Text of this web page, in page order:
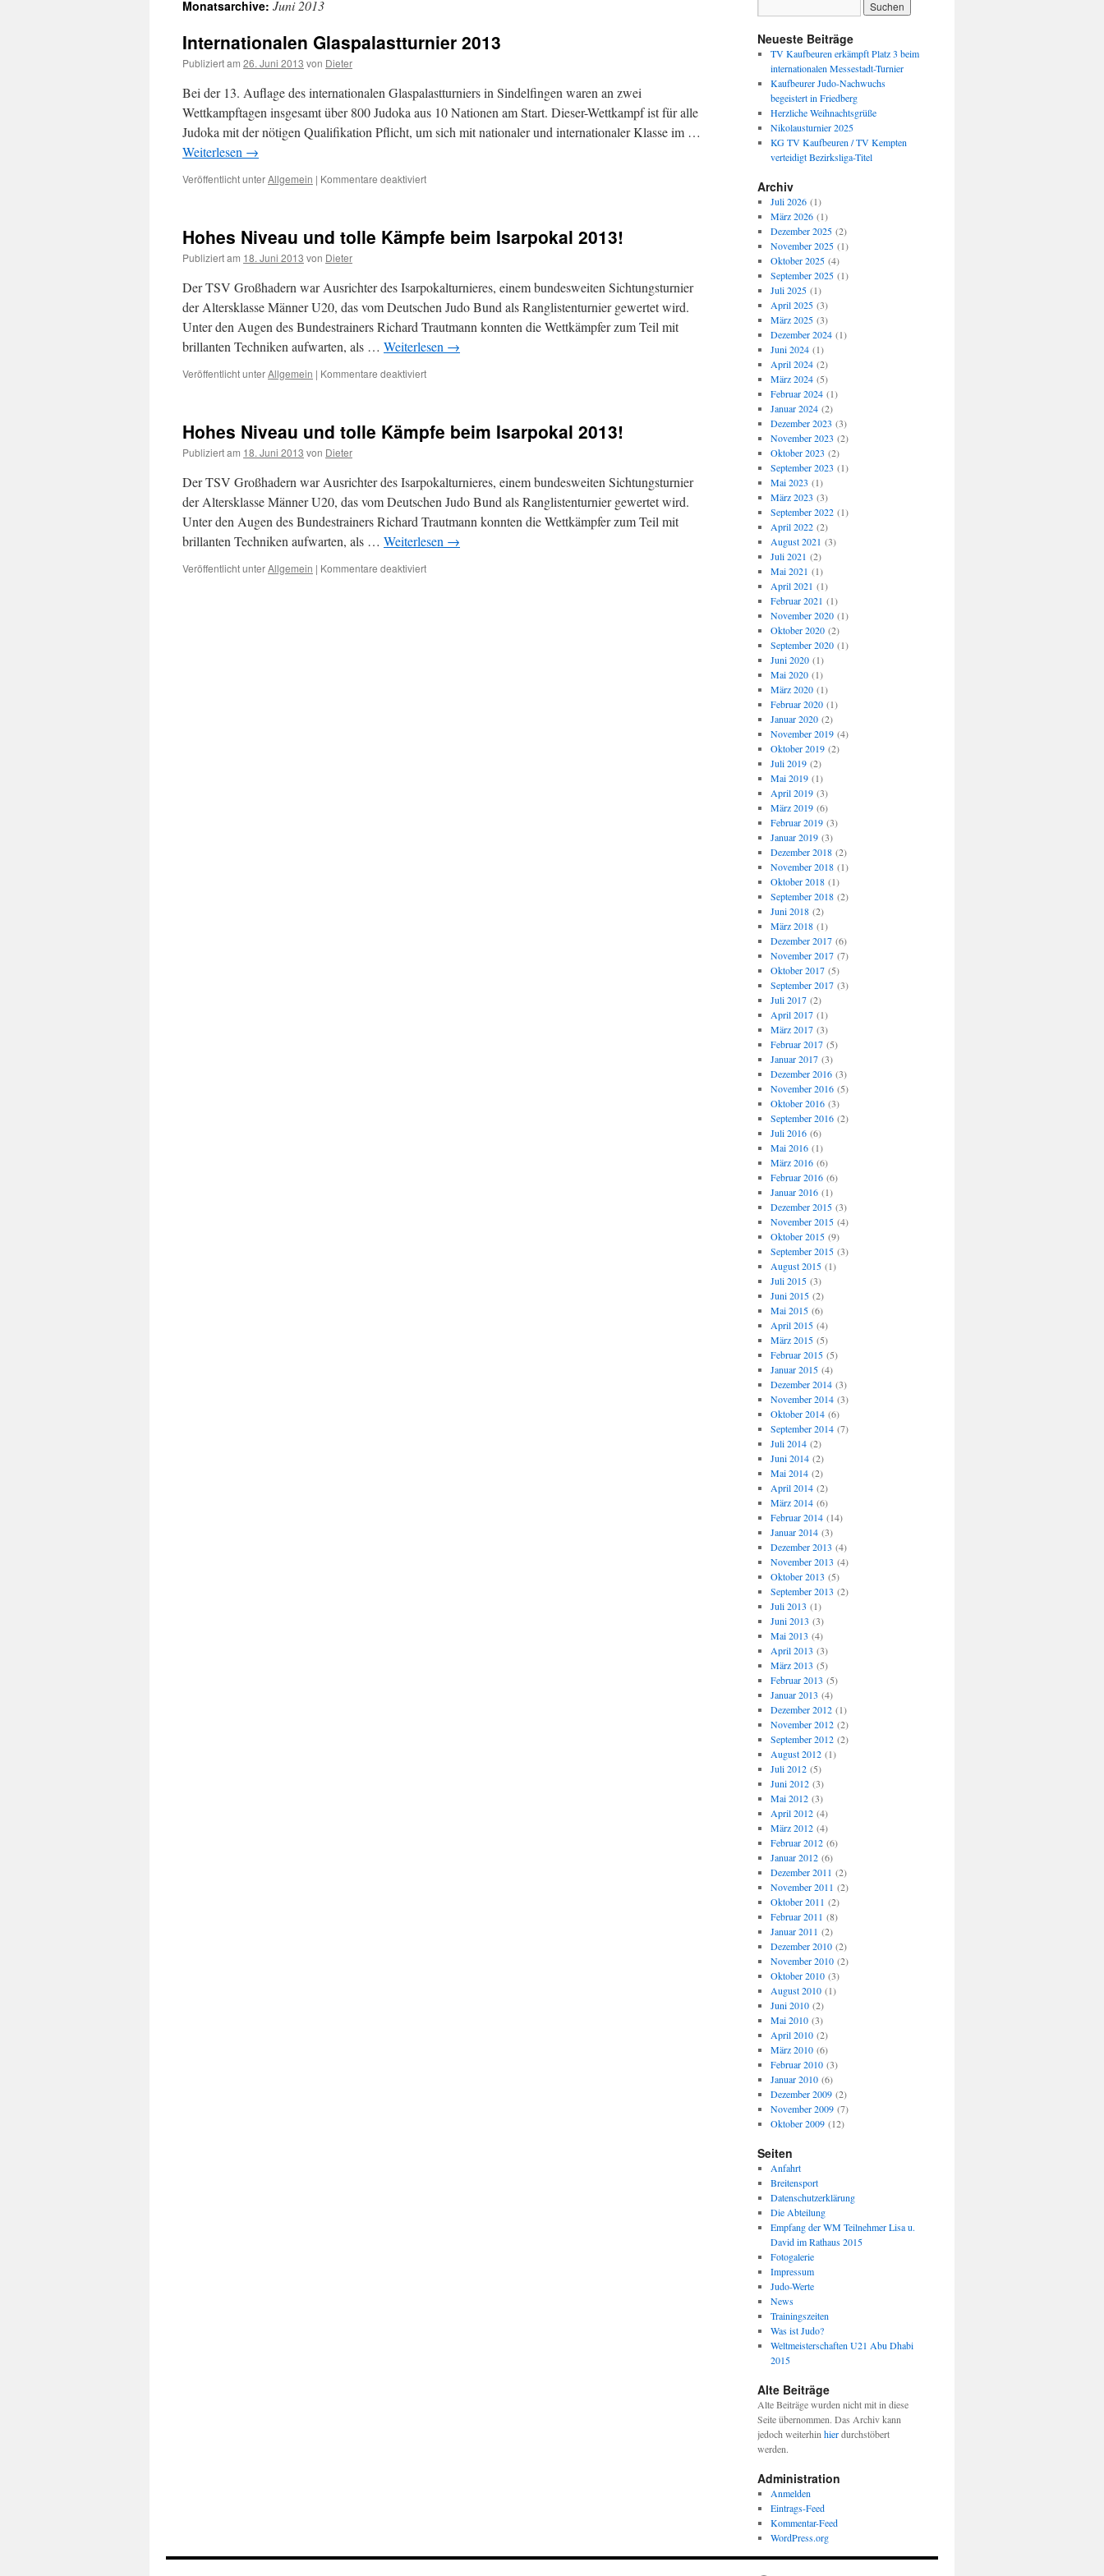
Inhalt
Monatsarchive: Juni 2013
Internationalen Glaspalastturnier 2013
Publiziert am 26. Juni 2013 von Dieter
Bei der 13. Auflage des internationalen Glaspalastturniers in Sindelfingen waren an zwei
Wettkampftagen insgesamt über 800 Judoka aus 10 Nationen am Start. Dieser-Wettkampf ist für alle
Judoka mit der nötigen Qualifikation Pflicht, um sich mit nationaler und internationaler Klasse im …
Weiterlesen →
Veröffentlicht unterAllgemein | Kommentare deaktiviertfür
Hohes Ni­veau und tolle Kämpfe beim Isarpokal 2013!
Publiziert am 18. Juni 2013 von Dieter
Der TSV Großhadern war Ausrichter des Isarpokalturnieres, einem bundesweiten Sichtungsturnier
der Altersklasse Männer U20, das vom Deutschen Judo Bund als Ranglistenturnier gewertet wird.
Unter den Augen des Bundestrainers Richard Trautmann konnten die Wettkämpfer zum Teil mit
brillanten Techniken aufwarten, als … Weiterlesen →
Veröffentlicht unterAllgemein | Kommentare deaktiviertfür
und
beim
Isarpokal
2013!
Hohes Ni­veau und tolle Kämpfe beim Isarpokal 2013!
Publiziert am 18. Juni 2013 von Dieter
Der TSV Großhadern war Ausrichter des Isarpokalturnieres, einem bundesweiten Sichtungsturnier
der Altersklasse Männer U20, das vom Deutschen Judo Bund als Ranglistenturnier gewertet wird.
Unter den Augen des Bundestrainers Richard Trautmann konnten die Wettkämpfer zum Teil mit
brillanten Techniken aufwarten, als … Weiterlesen →
Veröffentlicht unterAllgemein | Kommentare deaktiviertfür
Neueste Beiträge
TV Kaufbeuren erkämpft Platz 3 beim
internationalen Messestadt-Turnier
Kaufbeurer Judo-Nachwuchs
begeistert in Friedberg
Herzliche Weihnachtsgrüße
Nikolausturnier 2025
KG TV Kaufbeuren / TV Kempten
verteidigt Bezirksliga-Titel
Archiv
Juli 2026(1)
März 2026(1)
Dezember 2025(2)
November 2025(1)
Oktober 2025(4)
September 2025(1)
Juli 2025(1)
April 2025(3)
März 2025(3)
Dezember 2024(1)
Juni 2024(1)
April 2024(2)
März 2024(5)
Februar 2024(1)
Januar 2024(2)
Dezember 2023 (3)
November 2023 (2)
Oktober 2023 (2)
September 2023 (1)
Mai 2023 (1)
März 2023 (3)
September 2022(1)
April 2022(2)
August 2021 (3)
Juli 2021 (2)
Mai 2021 (1)
April 2021 (1)
Februar 2021 (1)
November 2020(1)
Oktober 2020(2)
September 2020(1)
Juni 2020(1)
Mai 2020(1)
März 2020(1)
Februar 2020(1)
Januar 2020(2)
November 2019(4)
Oktober 2019(2)
Juli 2019(2)
Mai 2019(1)
April 2019(3)
März 2019(6)
Februar 2019(3)
Januar 2019(3)
Dezember 2018(2)
November 2018(1)
Oktober 2018(1)
September 2018(2)
Juni 2018(2)
März 2018(1)
Dezember 2017(6)
November 2017(7)
Oktober 2017(5)
September 2017(3)
Juli 2017(2)
April 2017(1)
März 2017(3)
Februar 2017(5)
Januar 2017(3)
Dezember 2016(3)
November 2016(5)
Oktober 2016(3)
September 2016(2)
Juli 2016(6)
Mai 2016(1)
März 2016(6)
Februar 2016(6)
Januar 2016(1)
Dezember 2015(3)
November 2015(4)
Oktober 2015(9)
September 2015(3)
August 2015(1)
Juli 2015(3)
Juni 2015(2)
Mai 2015(6)
April 2015(4)
März 2015(5)
Februar 2015(5)
Januar 2015(4)
Dezember 2014(3)
November 2014(3)
Oktober 2014(6)
September 2014(7)
Juli 2014(2)
Juni 2014(2)
Mai 2014(2)
April 2014(2)
März 2014(6)
Februar 2014(14)
Januar 2014(3)
Dezember 2013 (4)
November 2013 (4)
Oktober 2013 (5)
September 2013 (2)
Juli 2013 (1)
Juni 2013 (3)
Mai 2013 (4)
April 2013 (3)
März 2013 (5)
Februar 2013 (5)
Januar 2013 (4)
Dezember 2012(1)
November 2012(2)
September 2012(2)
August 2012(1)
Juli 2012(5)
Juni 2012(3)
Mai 2012(3)
April 2012(4)
März 2012(4)
Februar 2012(6)
Januar 2012(6)
Dezember 2011 (2)
November 2011 (2)
Oktober 2011 (2)
Februar 2011 (8)
Januar 2011 (2)
Dezember 2010(2)
November 2010(2)
Oktober 2010(3)
August 2010(1)
Juni 2010(2)
Mai 2010(3)
April 2010(2)
März 2010(6)
Februar 2010(3)
Januar 2010(6)
Dezember 2009(2)
November 2009(7)
Oktober 2009(12)
Seiten
Anfahrt
Breitensport
Datenschutzerklärung
Die Abteilung
Empfang der WM Teilnehmer Lisa u.
David im Rathaus 2015
Fotogalerie
Impressum
Judo-Werte
News
Trainingszeiten
Was ist Judo?
Weltmeisterschaften U21 Abu Dhabi
2015
Alte Beiträge
Alte Beiträge wurden nicht mit in diese
Seite übernommen. Das Archiv kann
jedoch weiterhin hierdurchstöbert
werden.
Administration
Anmelden
Eintrags-Feed
Kommentar-Feed
WordPress.org